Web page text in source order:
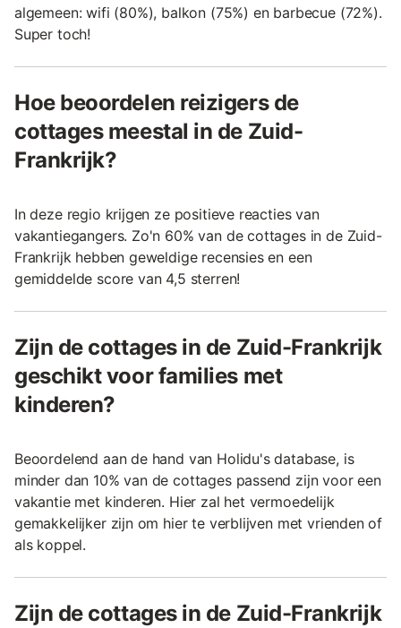
algemeen: wifi (80%), balkon (75%) en barbecue (72%).
Super toch!
Hoe beoordelen reizigers de
cottages meestal in de Zuid-
Frankrijk?
In deze regio krijgen ze positieve reacties van
vakantiegangers. Zo'n 60% van de cottages in de Zuid-
Frankrijk hebben geweldige recensies en een
gemiddelde score van 4,5 sterren!
Zijn de cottages in de Zuid-Frankrijk
geschikt voor families met
kinderen?
Beoordelend aan de hand van Holidu's database, is
minder dan 10% van de cottages passend zijn voor een
vakantie met kinderen. Hier zal het vermoedelijk
gemakkelijker zijn om hier te verblijven met vrienden of
als koppel.
Zijn de cottages in de Zuid-Frankrijk